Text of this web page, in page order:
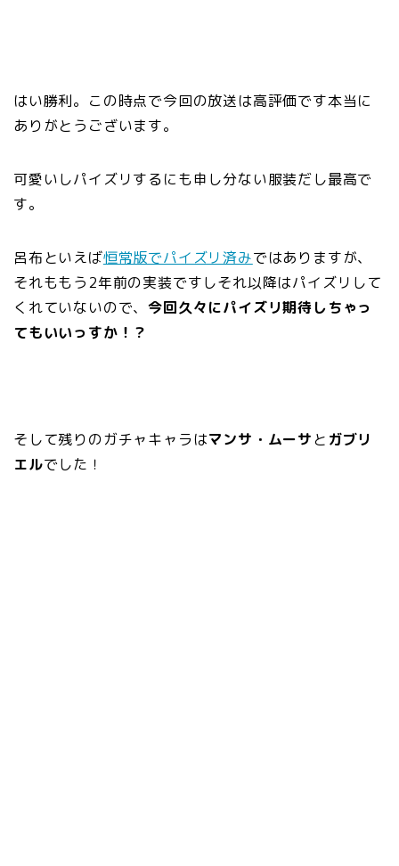
はい勝利。この時点で今回の放送は高評価です本当に
ありがとうございます。
可愛いしパイズリするにも申し分ない服装だし最高で
す。
呂布といえば恒常版でパイズリ済みではありますが、
それももう2年前の実装ですしそれ以降はパイズリして
くれていないので、今回久々にパイズリ期待しちゃっ
てもいいっすか！？
そして残りのガチャキャラはマンサ・ムーサと ガブリ
エルでした！